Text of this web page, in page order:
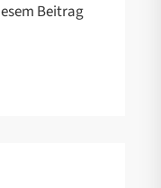
Beitrag